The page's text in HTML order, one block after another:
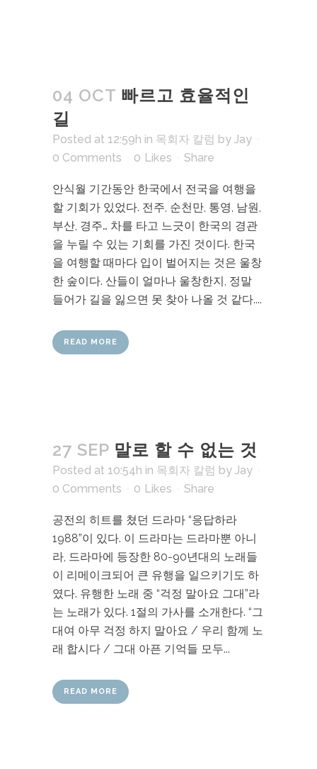
04 OCT 빠르고 효율적인
길
Posted at 12:59h in 목회자 칼럼 by Jay
0 Comments
0 Likes Share
안식월 기간동안 한국에서 전국을 여행을
할 기회가 있었다. 전주, 순천만, 통영, 남원,
부산, 경주… 차를 타고 느긋이 한국의 경관
을 누릴 수 있는 기회를 가진 것이다. 한국
을 여행할 때마다 입이 벌어지는 것은 울창
한 숲이다. 산들이 얼마나 울창한지, 정말
들어가 길을 잃으면 못 찾아 나올 것 같다....
READ MORE
27 SEP 말로 할 수 없는 것
Posted at 10:54h in 목회자 칼럼 by Jay
0 Comments
0 Likes Share
공전의 히트를 쳤던 드라마 “응답하라
1988”이 있다. 이 드라마는 드라마뿐 아니
라, 드라마에 등장한 80-90년대의 노래들
이 리메이크되어 큰 유행을 일으키기도 하
였다. 유행한 노래 중 “걱정 말아요 그대”라
는 노래가 있다. 1절의 가사를 소개한다. “그
대여 아무 걱정 하지 말아요 / 우리 함께 노
래 합시다 / 그대 아픈 기억들 모두...
READ MORE